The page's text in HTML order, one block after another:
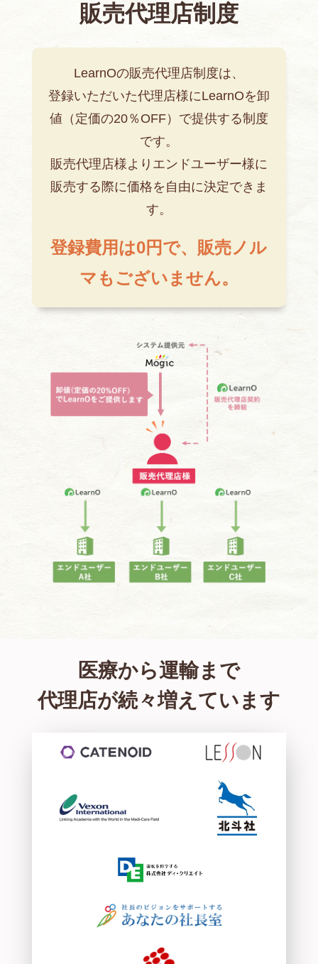
販売代理店制度
LearnOの販売代理店制度は、
登録いただいた代理店様にLearnOを卸
値（定価の20％OFF）で提供する制度
です。
販売代理店様よりエンドユーザー様に
販売する際に価格を自由に決定できま
す。
登録費用は0円で、販売ノル
マもございません。
医療から運輸まで
代理店が続々増えています